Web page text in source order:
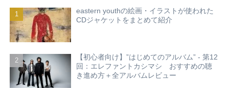
eastern youthの絵画・イラストが使われた
CDジャケットをまとめて紹介
【初心者向け】”はじめてのアルバム” - 第12
回：エレファントカシマシ おすすめの聴
き進め方＋全アルバムレビュー